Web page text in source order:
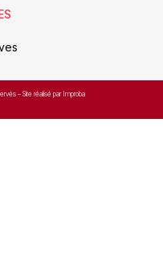
– Site réalisé par Improba